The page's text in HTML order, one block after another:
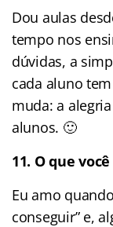
Dou aulas
tempo nos
dúvidas, a
cada aluno
muda: a
alunos. 🙂
11. O que
Eu amo
conseguir” e,